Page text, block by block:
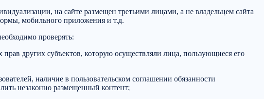
на сайте размещен третьими лицами, а не владельцем сайта
мобильного приложения и т.д.
проверять:
других субъектов, которую осуществляли лица, пользующиеся его
наличие в пользовательском соглашении обязанности
незаконно размещенный контент;